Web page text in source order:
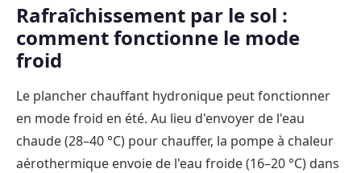
Rafraîchissement par le sol :
comment fonctionne le mode
froid
Le plancher chauffant hydronique peut fonctionner
en mode froid en été. Au lieu d'envoyer de l'eau
chaude (28–40 °C) pour chauffer, la pompe à chaleur
aérothermique envoie de l'eau froide (16–20 °C) dans